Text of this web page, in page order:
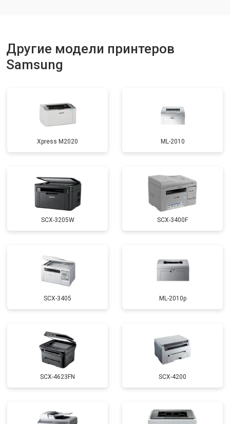
Другие модели принтеров
Samsung
Xpress M2020 ML-2010
SCX-3205W SCX-3400F
SCX-3405 ML-2010p
SCX-4623FN SCX-4200